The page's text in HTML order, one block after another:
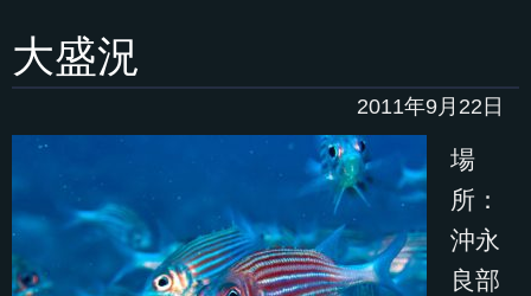
大盛況
2011年9月22日
場
所：
沖永
良部